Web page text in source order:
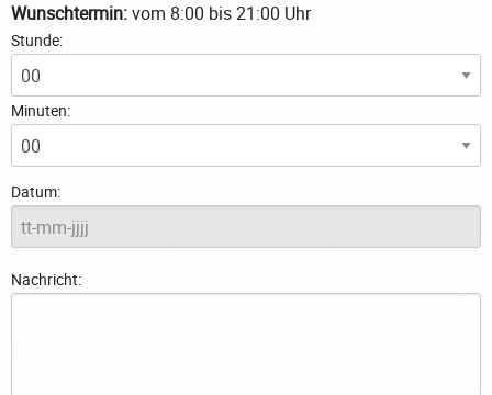
Wunschtermin:vom 8:00 bis 21:00 Uhr
Stunde:
Minuten:
Datum:
Nachricht: